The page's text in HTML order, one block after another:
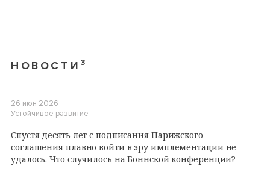
НОВОСТИ 3
26 июн 2026
Устойчивое развитие
Спустя десять лет с подписания Парижского
соглашения плавно войти в эру имплементации не
удалось. Что случилось на Боннской конференции?